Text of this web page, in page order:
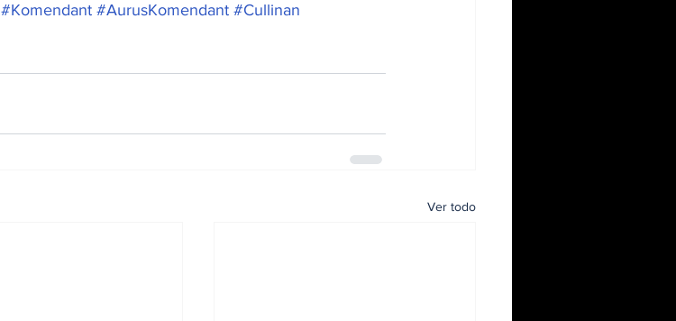
#Komendant #AurusKomendant #Cullinan
Ver todo